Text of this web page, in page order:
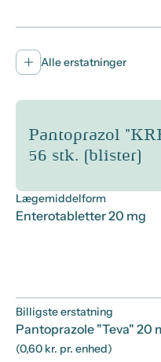
Alle erstatninger
Pantoprazol "KRKA" 20 mg /
56 stk. (blister)
Lægemiddelform
Enterotabletter 20 mg
Billigste erstatning
Pantoprazole "Teva" 20
(0,60 kr. pr. enhed)